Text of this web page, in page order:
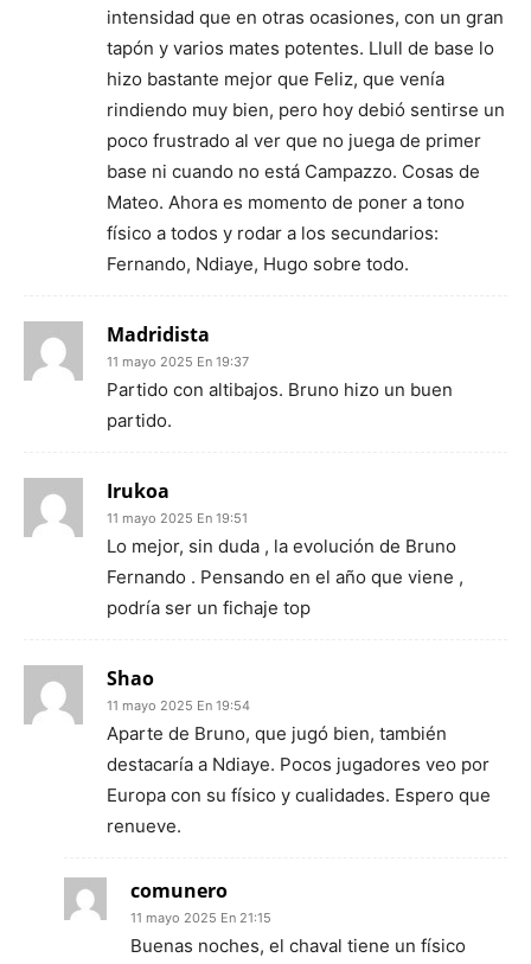
intensidad que en otras ocasiones, con un gran
tapón y varios mates potentes. Llull de base lo
hizo bastante mejor que Feliz, que venía
rindiendo muy bien, pero hoy debió sentirse un
poco frustrado al ver que no juega de primer
base ni cuando no está Campazzo. Cosas de
Mateo. Ahora es momento de poner a tono
físico a todos y rodar a los secundarios:
Fernando, Ndiaye, Hugo sobre todo.
Madridista
11 mayo 2025 En 19:37
Partido con altibajos. Bruno hizo un buen
partido.
Irukoa
11 mayo 2025 En 19:51
Lo mejor, sin duda , la evolución de Bruno
Fernando . Pensando en el año que viene ,
podría ser un fichaje top
Shao
11 mayo 2025 En 19:54
Aparte de Bruno, que jugó bien, también
destacaría a Ndiaye. Pocos jugadores veo por
Europa con su físico y cualidades. Espero que
renueve.
comunero
11 mayo 2025 En 21:15
Buenas noches, el chaval tiene un físico